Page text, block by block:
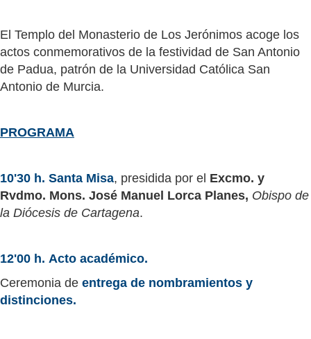
El Templo del Monasterio de Los Jerónimos acoge los
actos conmemorativos de la festividad de San Antonio
de Padua, patrón de la Universidad Católica San
Antonio de Murcia.
PROGRAMA
10'30 h. Santa Misa, presidida por el Excmo. y
Rvdmo. Mons. José Manuel Lorca Planes, Obispo de
la Diócesis de Cartagena.
12'00 h. Acto académico.
Ceremonia de entrega de nombramientos y
distinciones.